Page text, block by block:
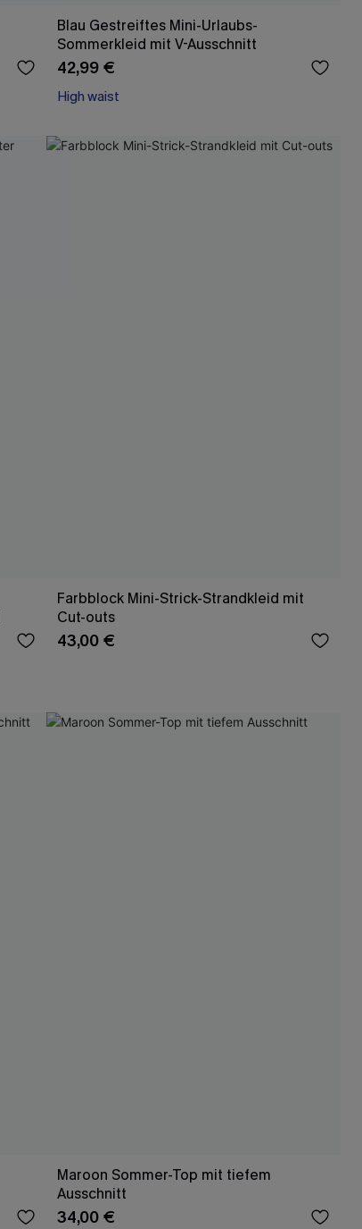
Blau Gestreiftes Mini-Urlaubs-
Sommerkleid mit V-Ausschnitt
42,99 €
High waist
Farbblock Mini-Strick-Strandkleid mit
Cut-outs
43,00 €
Maroon Sommer-Top mit tiefem
Ausschnitt
34,00 €